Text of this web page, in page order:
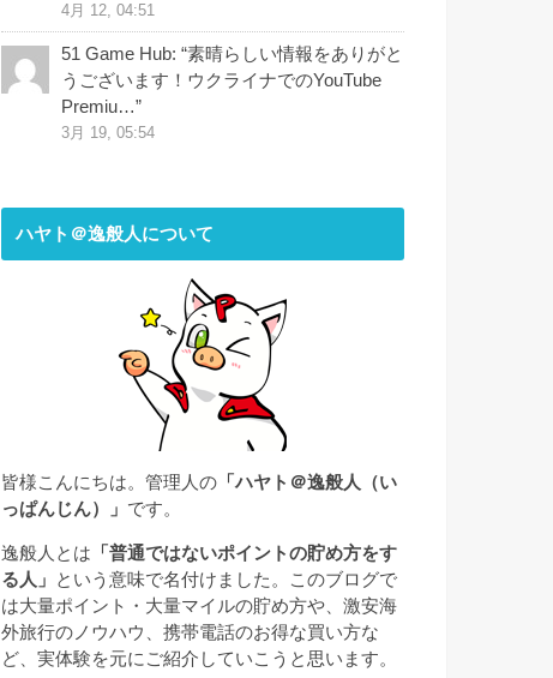
4月 12, 04:51
51 Game Hub: “素晴らしい情報をありがと
うございます！ウクライナでのYouTube
Premiu…”
3月 19, 05:54
ハヤト＠逸般人について
皆様こんにちは。管理人の 「ハヤト＠逸般人（い
っぱんじん）」 です。
逸般人とは 「普通ではないポイントの貯め方をす
る人」
という意味で名付けました。このブログで
は大量ポイント・大量マイルの貯め方や、激安海
外旅行のノウハウ、携帯電話のお得な買い方な
ど、実体験を元にご紹介していこうと思います。